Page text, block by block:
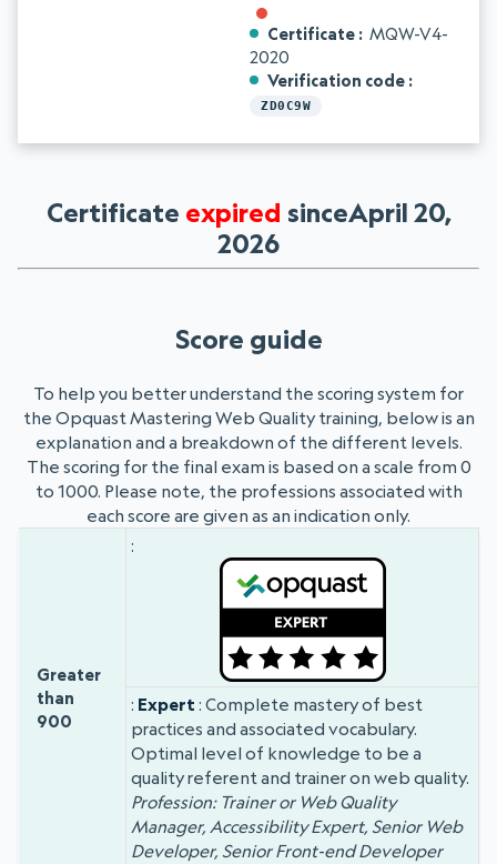
Certificate
MQW-V4-
2020
Verification code
ZD0C9W
Certificate expired sinceApril 20,
2026
Score guide
To help you better understand the scoring system for
the Opquast Mastering Web Quality training, below is an
explanation and a breakdown of the different levels.
The scoring for the final exam is based on a scale from 0
to 1000. Please note, the professions associated with
each score are given as an indication only.
Badge Grade
Greater
than
900
Expert : Complete mastery of best
practices and associated vocabulary.
Optimal level of knowledge to be a
quality referent and trainer on web quality.
Profession: Trainer or Web Quality
Manager, Accessibility Expert, Senior Web
Developer, Senior Front-end Developer